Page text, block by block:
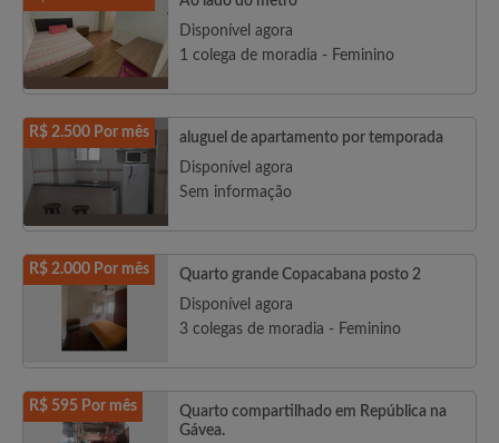
Disponível agora
1 colega de moradia - Feminino
R$ 2.500 Por mês
aluguel de apartamento por temporada
Disponível agora
Sem informação
R$ 2.000 Por mês
Quarto grande Copacabana posto 2
Disponível agora
3 colegas de moradia - Feminino
R$ 595 Por mês
Quarto compartilhado em República na
Gávea.